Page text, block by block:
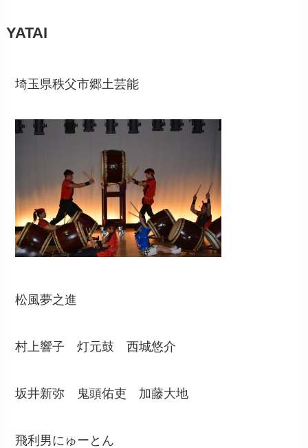
YATAI
埼玉県秩父市郷土芸能
松風夢之進
村上響子 灯元鼓 西城悠介
坂井新弥 鬼頭佑吏 加藤大地
飛利男にゅーとん